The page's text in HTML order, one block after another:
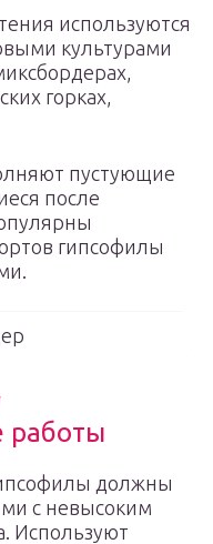
используются
культурами
горках,
пустующие
после
гипсофилы
работы
должны
с невысоким
Используют